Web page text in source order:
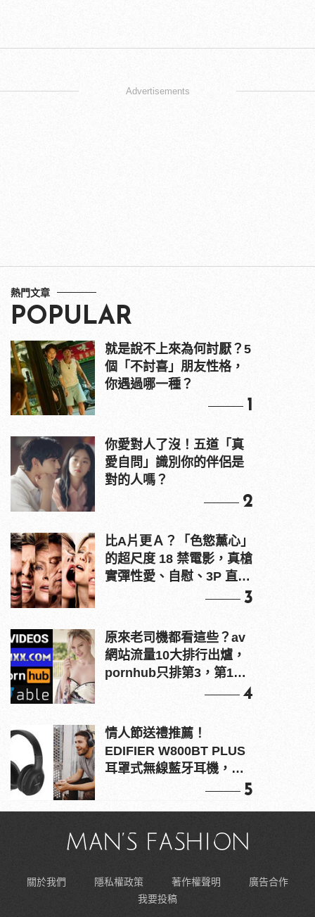
Advertisements
熱門文章
POPULAR
就是說不上來為何討厭？5
個「不討喜」朋友性格，
你遇過哪一種？
1
你愛對人了沒！五道「真
愛自問」識別你的伴侶是
對的人嗎？
2
比A片更Ａ？「色慾薰心」
的超尺度 18 禁電影，真槍
實彈性愛、自慰、3P 直接
3
原來老司機都看這些？av
網站流量10大排行出爐，
pornhub只排第3，第1名
4
情人節送禮推薦！
EDIFIER W800BT PLUS
耳罩式無線藍牙耳機，在
5
關於我們 隱私權政策 著作權聲明
廣告合作
我要投稿